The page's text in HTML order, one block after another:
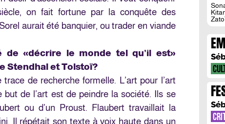
on fait fortune par la conquête des
aurait été banquier, ou trader en viande
de «décrire le monde tel qu’il est»
Stendhal et Tolstoï?
de recherche formelle. L’art pour l’art
but de l’art est de peindre la société. Ils se
ou d’un Proust. Flaubert travaillait la
Il répétait son texte à voix haute dans un
le